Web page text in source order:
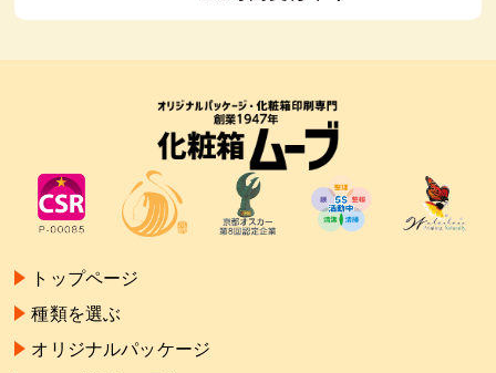
トップページ
種類を選ぶ
オリジナルパッケージ